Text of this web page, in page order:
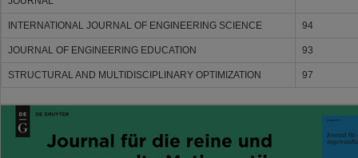
INTERNATIONAL JOURNAL OF ENGINEERING SCIENCE 94
JOURNAL OF ENGINEERING EDUCATION 93
STRUCTURAL AND MULTIDISCIPLINARY OPTIMIZATION 97